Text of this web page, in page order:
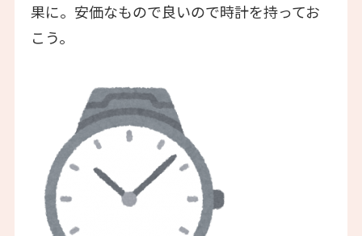
果に。安価なもので良いので時計を持ってお
こう。